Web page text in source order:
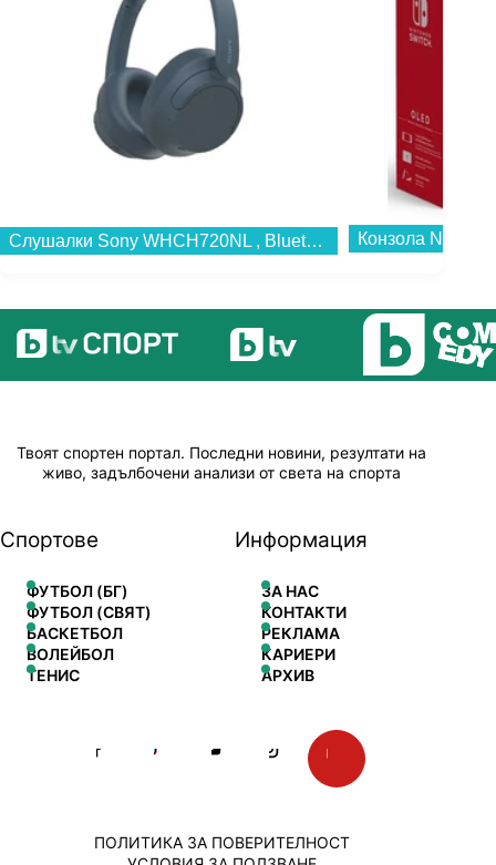
Слушалки Sony WHCH720NL , Bluetooth , OVER-EAR... Конзола
Твоят спортен портал. Последни новини, резултати на
живо, задълбочени анализи от света на спорта
Спортове
ФУТБОЛ (БГ)
ФУТБОЛ (СВЯТ)
БАСКЕТБОЛ
ВОЛЕЙБОЛ
ТЕНИС
Информация
ЗА НАС
КОНТАКТИ
РЕКЛАМА
КАРИЕРИ
АРХИВ
ПОЛИТИКА ЗА ПОВЕРИТЕЛНОСТ